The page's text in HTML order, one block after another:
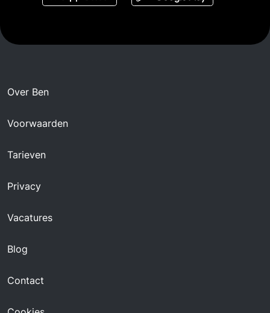
Over Ben
Voorwaarden
Tarieven
Privacy
Vacatures
Blog
Contact